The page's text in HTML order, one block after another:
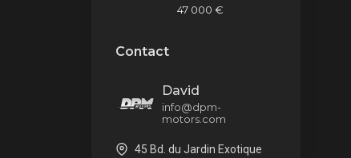
47 000 €
Contact
David
info@dpm-
motors.com
45 Bd. du Jardin Exotique